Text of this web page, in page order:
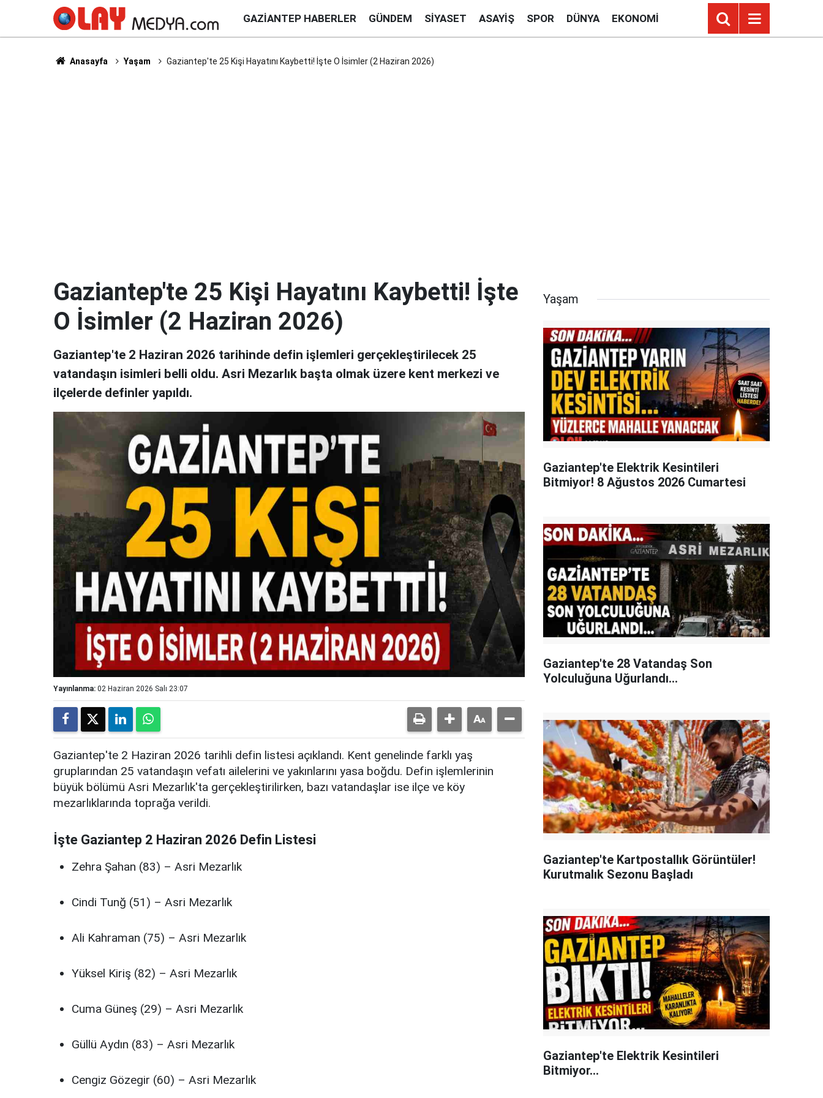
GAZIANTEP HABERLER GÜNDEM SIYASET ASAYIŞ SPOR DÜNYA EKONOMI
Anasayfa Yaşam Gaziantep'te 25 Kişi Hayatını Kaybetti! İşte O İsimler (2 Haziran 2026)
Gaziantep'te 25 Kişi Hayatını Kaybetti! İşte
O İsimler (2 Haziran 2026)
Gaziantep'te 2 Haziran 2026 tarihinde defin işlemleri gerçekleştirilecek 25
vatandaşın isimleri belli oldu. Asri Mezarlık başta olmak üzere kent merkezi ve
ilçelerde definler yapıldı.
Yayınlanma: 02 Haziran 2026 Salı 23:07
Gaziantep'te 2 Haziran 2026 tarihli defin listesi açıklandı. Kent genelinde farklı yaş
gruplarından 25 vatandaşın vefatı ailelerini ve yakınlarını yasa boğdu. Defin işlemlerinin
büyük bölümü Asri Mezarlık'ta gerçekleştirilirken, bazı vatandaşlar ise ilçe ve köy
mezarlıklarında toprağa verildi.
İşte Gaziantep 2 Haziran 2026 Defin Listesi
Zehra Şahan (83) – Asri Mezarlık
Cindi Tunğ (51) – Asri Mezarlık
Ali Kahraman (75) – Asri Mezarlık
Yüksel Kiriş (82) – Asri Mezarlık
Cuma Güneş (29) – Asri Mezarlık
Güllü Aydın (83) – Asri Mezarlık
Cengiz Gözegir (60) – Asri Mezarlık
Yaşam
Gaziantep'te Elektrik Kesintileri
Bitmiyor! 8 Ağustos 2026 Cumartesi
Gaziantep'te 28 Vatandaş Son
Yolculuğuna Uğurlandı...
Gaziantep'te Kartpostallık Görüntüler!
Kurutmalık Sezonu Başladı
Gaziantep'te Elektrik Kesintileri
Bitmiyor...